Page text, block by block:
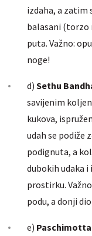
izdaha, a zatim
balasani (torzo
puta. Važno:
noge!
d) Sethu
savijenim
kukova,
udah se podiže
podignuta, a
dubokih udaka
prostirku.
podu, a donji
e)